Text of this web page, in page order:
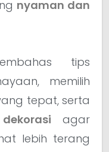
nyaman dan
tips
memilih
tepat, serta
agar
lebih terang